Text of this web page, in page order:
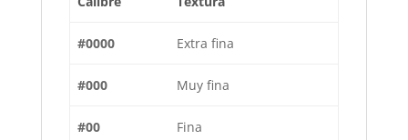
#0000 Extra fina
#000 Muy fina
#00 Fina